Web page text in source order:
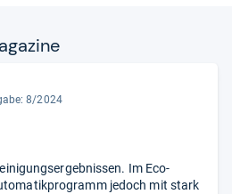
8/2024
Im Eco-
jedoch mit stark